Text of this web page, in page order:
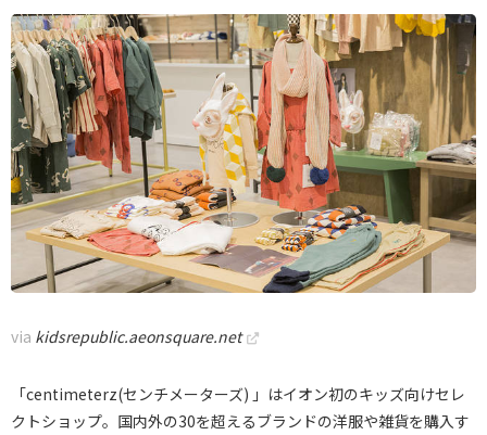
via kidsrepublic.aeonsquare.net
「centimeterz(センチメーターズ) 」はイオン初のキッズ向けセレ
クトショップ。国内外の30を超えるブランドの洋服や雑貨を購入す